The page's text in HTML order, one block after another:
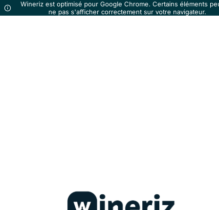
Wineriz est optimisé pour Google Chrome. Certains éléments
ne pas s'afficher correctement sur votre navigateur.